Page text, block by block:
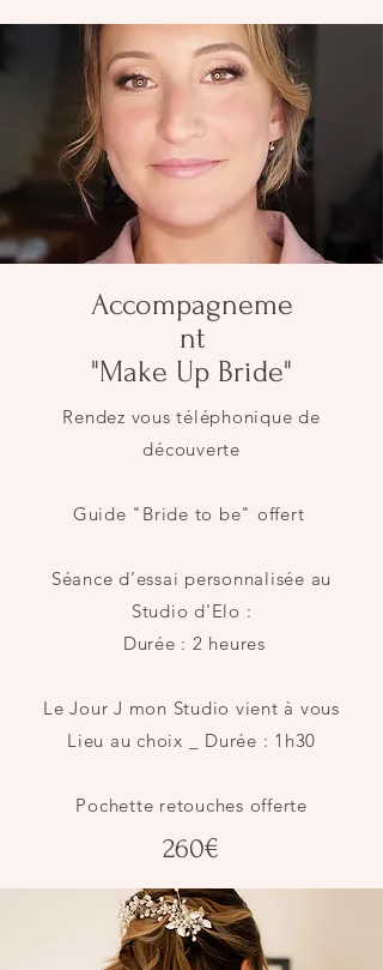
Accompagneme
nt
"Make Up Bride"
Rendez vous téléphonique de
découverte
Guide "Bride to be" offert
Séance d’essai personnalisée au
Studio d'Elo :
Durée : 2 heures
Le Jour J mon Studio vient à vous
Lieu au choix _ Durée : 1h30
Pochette retouches offerte
260€